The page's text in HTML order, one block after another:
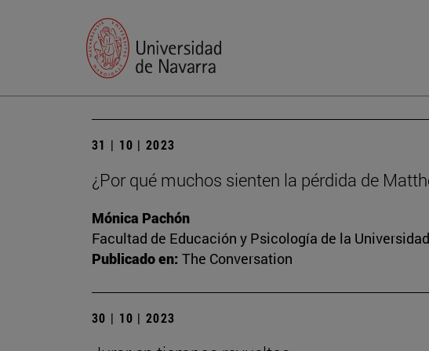
31 | 10 | 2023
¿Por qué muchos sienten la pérdida de
Mónica Pachón
Facultad de Educación y Psicología de la
Publicado en: The Conversation
30 | 10 | 2023